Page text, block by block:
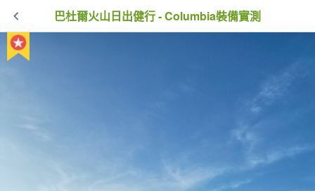
巴杜爾火山日出健行 - Columbia裝備實測